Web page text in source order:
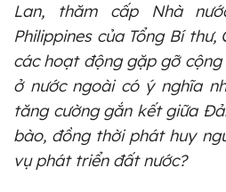
Lan, thăm cấp Nhà
Philippines của Tổng Bí thư,
các hoạt động gặp gỡ
ở nước ngoài có ý nghĩa
tăng cường gắn kết giữa
bào, đồng thời phát huy
vụ phát triển đất nước?